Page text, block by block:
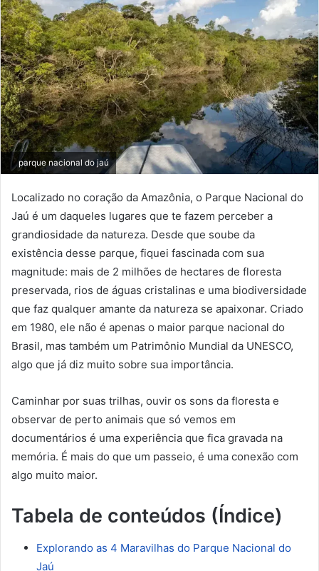
parque nacional do jaú
Localizado no coração da Amazônia, o Parque Nacional do
Jaú é um daqueles lugares que te fazem perceber a
grandiosidade da natureza. Desde que soube da
existência desse parque, fiquei fascinada com sua
magnitude: mais de 2 milhões de hectares de floresta
preservada, rios de águas cristalinas e uma biodiversidade
que faz qualquer amante da natureza se apaixonar. Criado
em 1980, ele não é apenas o maior parque nacional do
Brasil, mas também um Patrimônio Mundial da UNESCO,
algo que já diz muito sobre sua importância.
Caminhar por suas trilhas, ouvir os sons da floresta e
observar de perto animais que só vemos em
documentários é uma experiência que fica gravada na
memória. É mais do que um passeio, é uma conexão com
algo muito maior.
Tabela de conteúdos (Índice)
Explorando as 4 Maravilhas do Parque Nacional do
Jaú